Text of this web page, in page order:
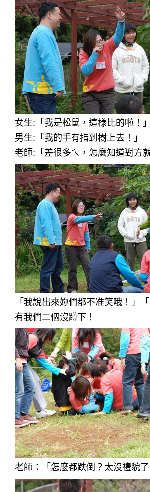
女生:「我是松鼠，這樣比的啦！」
男生:「我的手有指到樹上去！」
老師:「差很多ㄟ，怎麼知道對方
「我說出來妳們都不准笑哦！」
有我們二個沒蹲下！
老師：「怎麼都跌倒？太沒禮貌了